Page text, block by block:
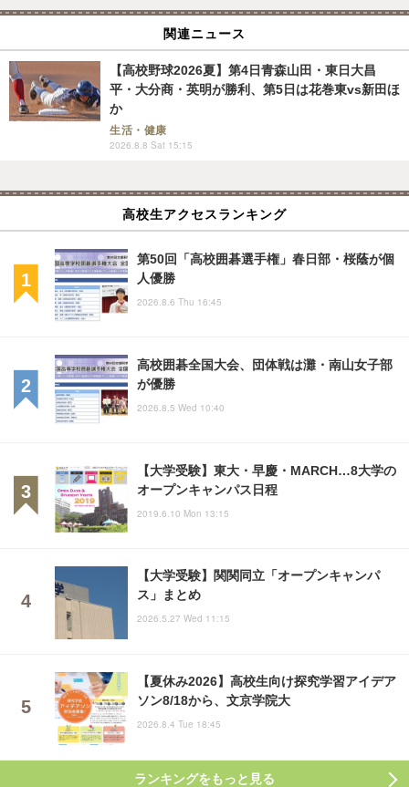
関連ニュース
【高校野球2026夏】第4日青森山田・東日大昌
平・大分商・英明が勝利、第5日は花巻東vs新田ほ
か
生活・健康
2026.8.8 Sat 15:15
高校生アクセスランキング
第50回「高校囲碁選手権」春日部・桜蔭が個
人優勝
2026.8.6 Thu 16:45
高校囲碁全国大会、団体戦は灘・南山女子部
が優勝
2026.8.5 Wed 10:40
【大学受験】東大・早慶・MARCH…8大学の
オープンキャンパス日程
2019.6.10 Mon 13:15
【大学受験】関関同立「オープンキャンパ
ス」まとめ
2026.5.27 Wed 11:15
【夏休み2026】高校生向け探究学習アイデア
ソン8/18から、文京学院大
2026.8.4 Tue 18:45
ランキングをもっと見る